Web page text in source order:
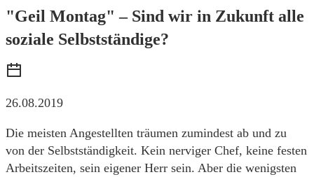
"Geil Montag" – Sind wir in Zukunft alle
soziale Selbstständige?
26.08.2019
Die meisten Angestellten träumen zumindest ab und zu
von der Selbstständigkeit. Kein nerviger Chef, keine festen
Arbeitszeiten, sein eigener Herr sein. Aber die wenigsten